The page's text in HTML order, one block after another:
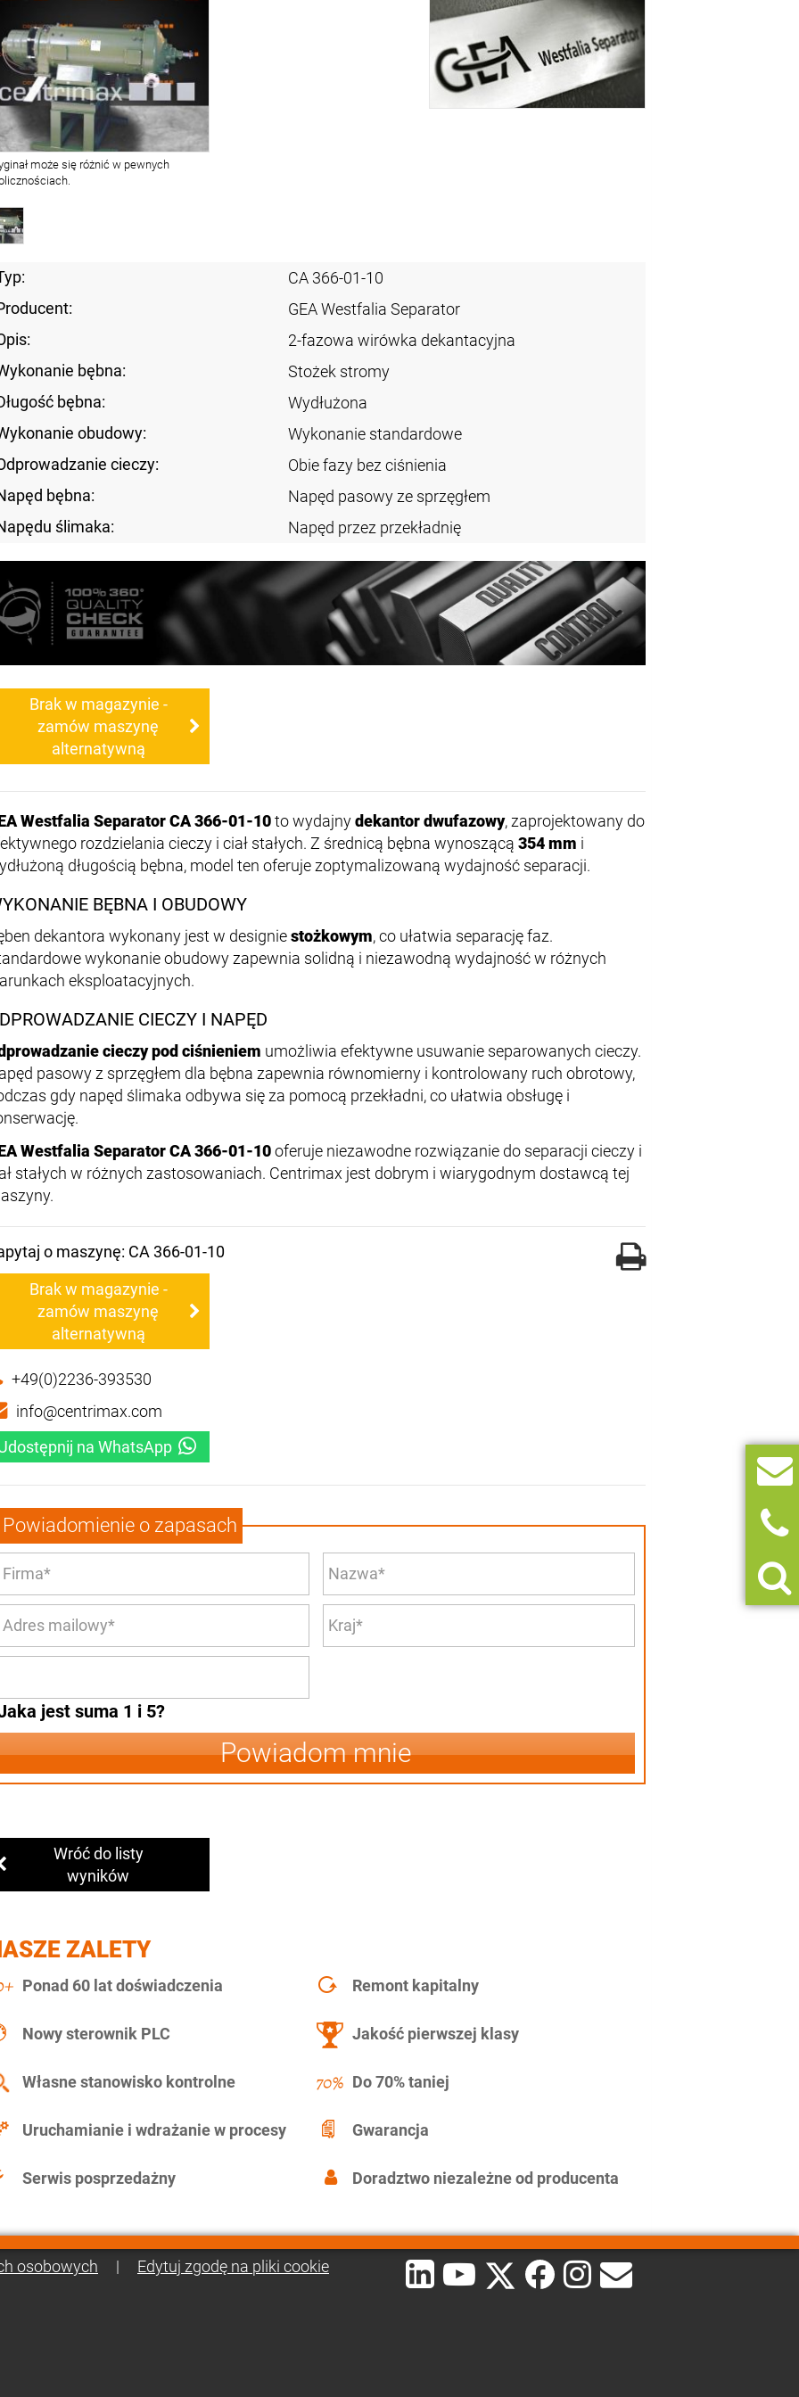
może się różnić w pewnych
CA 366-01-10
GEA Westfalia Separator
2-fazowa wirówka dekantacyjna
bębna:
Stożek stromy
bębna:
Wydłużona
obudowy:
Wykonanie standardowe
cieczy:
Obie fazy bez ciśnienia
bębna:
Napęd pasowy ze sprzęgłem
ślimaka:
Napęd przez przekładnię
Brak w magazynie -
zamów maszynę
alternatywną
Westfalia Separator CA 366-01-10to wydajnydekantor dwufazowy, zaprojektowany do
rozdzielania cieczy i ciał stałych. Z średnicą bębna wynoszącą 354 mm i
długością bębna, model ten oferuje zoptymalizowaną wydajność separacji.
BĘBNA I OBUDOWY
dekantora wykonany jest w designiestożkowym, co ułatwia separację faz.
wykonanie obudowy zapewnia solidną i niezawodną wydajność w różnych
eksploatacyjnych.
CIECZY I NAPĘD
cieczy pod ciśnieniem umożliwia efektywne usuwanie separowanych cieczy.
pasowy z sprzęgłem dla bębna zapewnia równomierny i kontrolowany ruch obrotowy,
gdy napęd ślimaka odbywa się za pomocą przekładni, co ułatwia obsługę i
Westfalia Separator CA 366-01-10oferuje niezawodne rozwiązanie do separacji cieczy i
stałych w różnych zastosowaniach. Centrimax jest dobrym i wiarygodnym dostawcą tej
o maszynę: CA 366-01-10
Brak w magazynie -
zamów maszynę
alternatywną
+49(0)2236-393530
info@centrimax.com
na WhatsApp
Powiadomienie o zapasach
jest suma 1 i 5?
Powiadom mnie
Wróć do listy
wyników
ZALETY
Ponad 60 lat doświadczenia Remont kapitalny
Nowy sterownik PLC Jakość pierwszej klasy
Własne stanowisko kontrolne Do 70% taniej
Uruchamianie i wdrażanie w procesy Gwarancja
Serwis posprzedażny Doradztwo niezależne od producenta
osobowych | Edytuj zgodę na pliki cookie